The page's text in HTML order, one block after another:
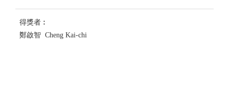
得獎者︰
鄭啟智 Cheng Kai-chi